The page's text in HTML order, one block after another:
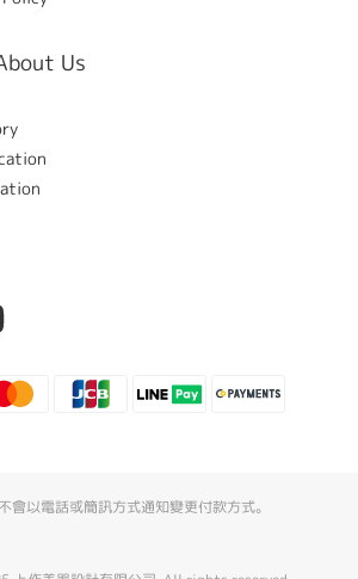
Us
會以電話或簡訊方式通知變更付款方式。